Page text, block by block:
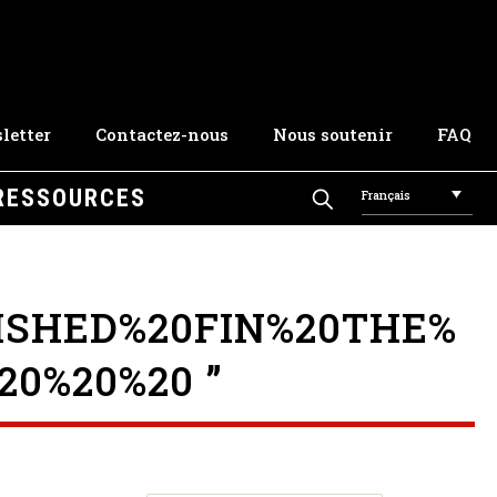
Contactez-nous Nous soutenir FAQ
Français
”